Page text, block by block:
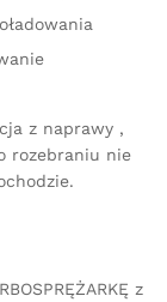
z naprawy ,
rozebraniu nie
z